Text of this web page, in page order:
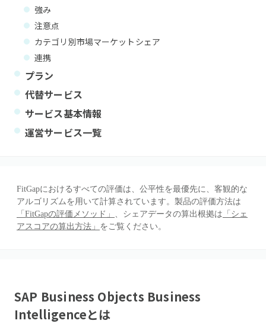
強み
注意点
カテゴリ別市場マーケットシェア
連携
プラン
代替サービス
サービス基本情報
運営サービス一覧
FitGapにおけるすべての評価は、公平性を最優先に、客観的な
アルゴリズムを用いて計算されています。製品の評価方法は
「FitGapの評価メソッド」 、シェアデータの算出根拠は 「シェ
アスコアの算出方法」 をご覧ください。
SAP Business Objects Business
Intelligenceとは